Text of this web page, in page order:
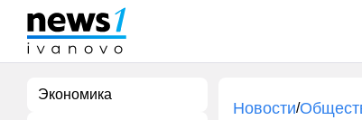
Экономика
Новости/